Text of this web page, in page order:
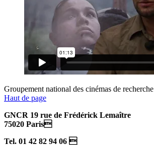
Groupement national des cinémas de recherche
Haut de page
GNCR 19 rue de Frédérick Lemaître
75020 Paris
Tel. 01 42 82 94 06 